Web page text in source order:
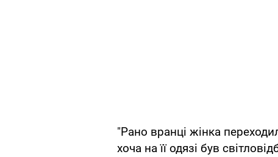
"Рано вранці жінка
хоча на її одязі був